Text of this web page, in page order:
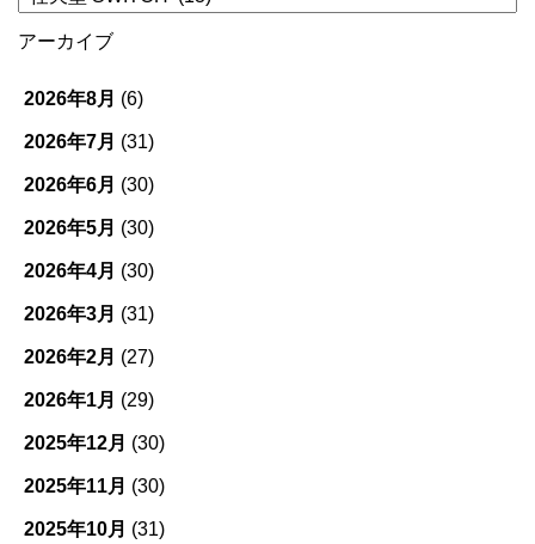
テ
ゴ
ー
アーカイブ
2026年8月 (6)
2026年7月 (31)
2026年6月 (30)
2026年5月 (30)
2026年4月 (30)
2026年3月 (31)
2026年2月 (27)
2026年1月 (29)
2025年12月 (30)
2025年11月 (30)
2025年10月 (31)